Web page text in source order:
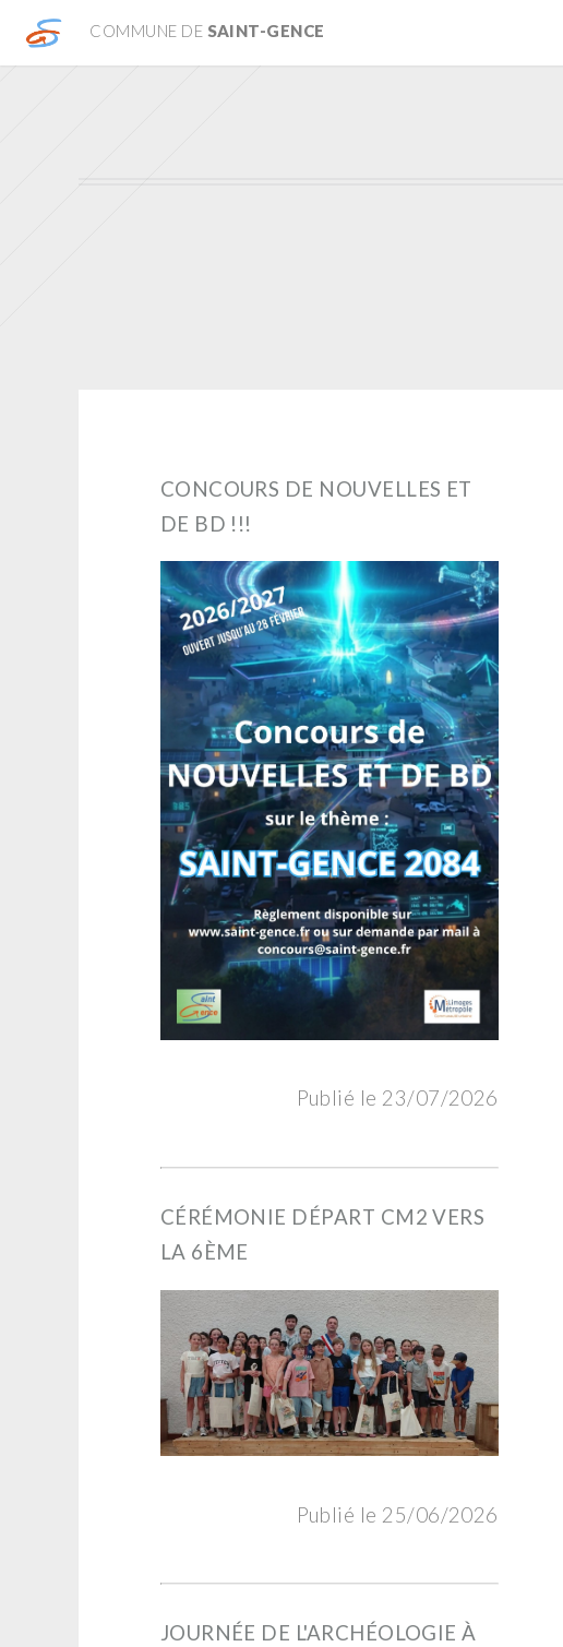
COMMUNE DE SAINT-GENCE
CONCOURS DE NOUVELLES ET
DE BD !!!
Publié le 23/07/2026
CÉRÉMONIE DÉPART CM2 VERS
LA 6ÈME
Publié le 25/06/2026
JOURNÉE DE L'ARCHÉOLOGIE À